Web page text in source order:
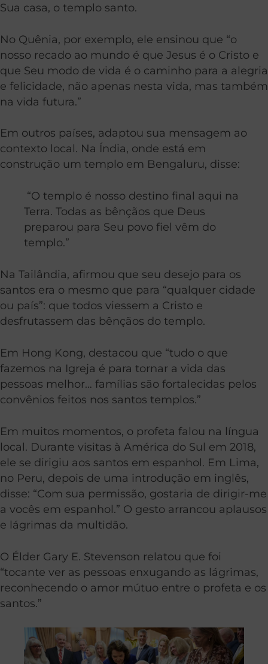
Sua casa, o templo santo.
No Quênia, por exemplo, ele ensinou que “o
nosso recado ao mundo é que Jesus é o Cristo e
que Seu modo de vida é o caminho para a alegria
e felicidade, não apenas nesta vida, mas também
na vida futura.”
Em outros países, adaptou sua mensagem ao
contexto local. Na Índia, onde está em
construção um templo em Bengaluru, disse:
“O templo é nosso destino final aqui na
Terra. Todas as bênçãos que Deus
preparou para Seu povo fiel vêm do
templo.”
Na Tailândia, afirmou que seu desejo para os
santos era o mesmo que para “qualquer cidade
ou país”: que todos viessem a Cristo e
desfrutassem das bênçãos do templo.
Em Hong Kong, destacou que “tudo o que
fazemos na Igreja é para tornar a vida das
pessoas melhor… famílias são fortalecidas pelos
convênios feitos nos santos templos.”
Em muitos momentos, o profeta falou na língua
local. Durante visitas à América do Sul em 2018,
ele se dirigiu aos santos em espanhol. Em Lima,
no Peru, depois de uma introdução em inglês,
disse: “Com sua permissão, gostaria de dirigir-me
a vocês em espanhol.” O gesto arrancou aplausos
e lágrimas da multidão.
O Élder Gary E. Stevenson relatou que foi
“tocante ver as pessoas enxugando as lágrimas,
reconhecendo o amor mútuo entre o profeta e os
santos.”